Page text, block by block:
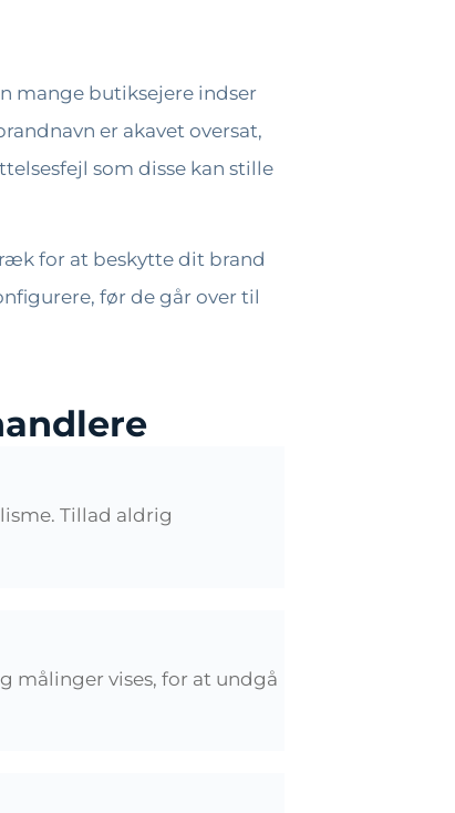
mange butiksejere indser
er akavet oversat,
som disse kan stille
for at beskytte dit brand
før de går over til
Tillad aldrig
målinger vises, for at undgå